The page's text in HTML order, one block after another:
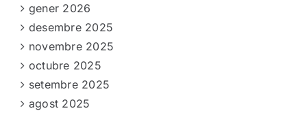
gener 2026
desembre 2025
novembre 2025
octubre 2025
setembre 2025
agost 2025